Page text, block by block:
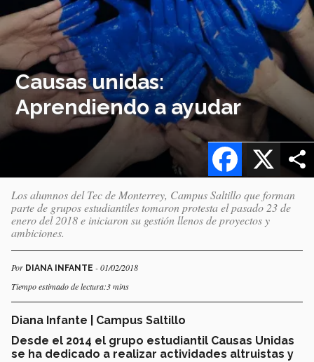
Causas unidas:
Aprendiendo a ayudar
X
Facebook
Los alumnos del Tec de Monterrey, Campus Saltillo que forman
parte de grupos estudiantiles tomaron protesta el pasado 23 de
enero del 2018 e iniciaron su gestión llenos de proyectos y
ambiciones.
Por DIANA INFANTE - 01/02/2018
Tiempo estimado de lectura:3 mins
Diana Infante | Campus Saltillo
Desde el 2014 el grupo estudiantil Causas Unidas
se ha dedicado a realizar actividades altruistas y